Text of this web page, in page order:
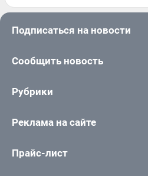
Подписаться на новости
Сообщить новость
Рубрики
Реклама на сайте
Прайс-лист